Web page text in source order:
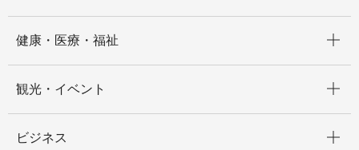
健康・医療・福祉
観光・イベント
ビジネス